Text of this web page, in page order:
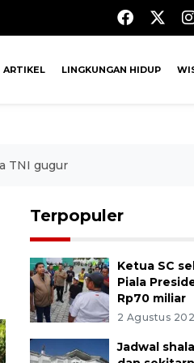
ARTIKEL LINGKUNGAN HIDUP
TNI gugur
Terpopuler
Ketua SC
Piala
Rp70 miliar
2 Agustus
Jadwal